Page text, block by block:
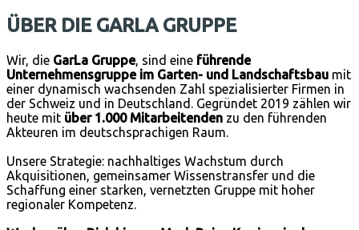
ÜBER DIE GARLA GRUPPE
Wir, die GarLa Gruppe, sind eine führende
Unternehmensgruppe im Garten- und Landschaftsbau mit
einer dynamisch wachsenden Zahl spezialisierter Firmen in
der Schweiz und in Deutschland. Gegründet 2019 zählen wir
heute mit über 1.000 Mitarbeitenden zu den führenden
Akteuren im deutschsprachigen Raum.
Unsere Strategie: nachhaltiges Wachstum durch
Akquisitionen, gemeinsamer Wissenstransfer und die
Schaffung einer starken, vernetzten Gruppe mit hoher
regionaler Kompetenz.